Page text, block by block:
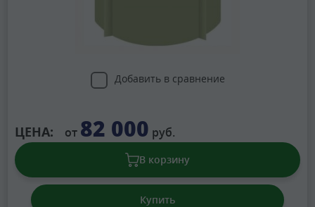
Добавить в сравнение
ЦЕНА: от 82 000 руб.
В корзину
Купить